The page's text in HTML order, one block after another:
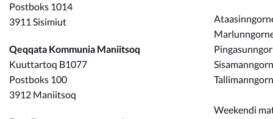
Postboks 1014
3911 Sisimiut
Qeqqata Kommunia Maniitsoq
Kuuttartoq B1077
Postboks 100
3912 Maniitsoq
Weekendi